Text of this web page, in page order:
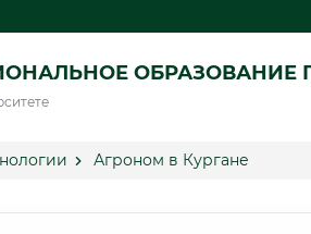
ОБРАЗОВАНИЕ
Агроном в Кургане